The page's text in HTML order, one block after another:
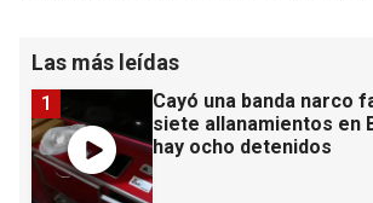
Las más leídas
Cayó una banda narco
siete allanamientos en
hay ocho detenidos
1